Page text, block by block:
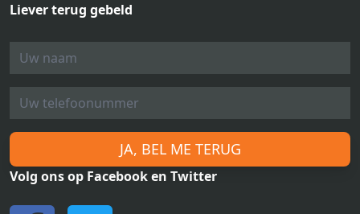
Liever terug gebeld
JA, BEL ME TERUG
Volg ons op Facebook en Twitter